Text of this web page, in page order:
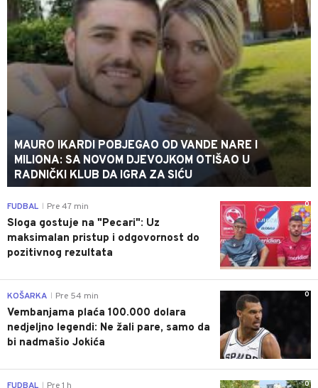
MAURO IKARDI POBJEGAO OD VANDE NARE I
MILIONA: SA NOVOM DJEVOJKOM OTIŠAO U
RADNIČKI KLUB DA IGRA ZA SIĆU
0
FUDBAL Pre 47 min
Sloga gostuje na "Pecari": Uz
maksimalan pristup i odgovornost do
pozitivnog rezultata
0
KOŠARKA Pre 54 min
Vembanjama plaća 100.000 dolara
nedjeljno legendi: Ne žali pare, samo da
bi nadmašio Jokića
0